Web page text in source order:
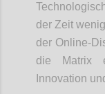
der Zeit
der Online-
die Matrix
Innovation